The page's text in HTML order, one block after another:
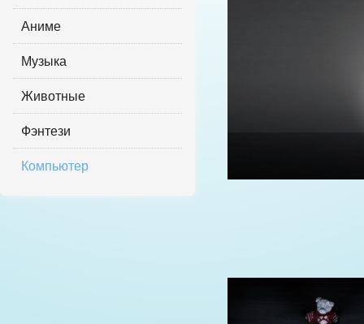
Аниме
Музыка
Животные
Фэнтези
Компьютер